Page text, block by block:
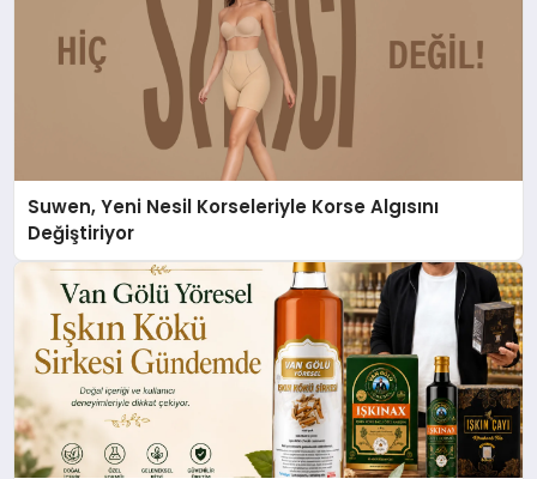
Suwen, Yeni Nesil Korseleriyle Korse Algısını
Değiştiriyor